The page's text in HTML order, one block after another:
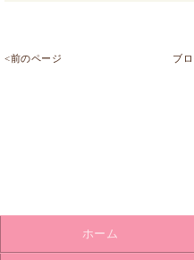
<前のページ ブ
ホーム